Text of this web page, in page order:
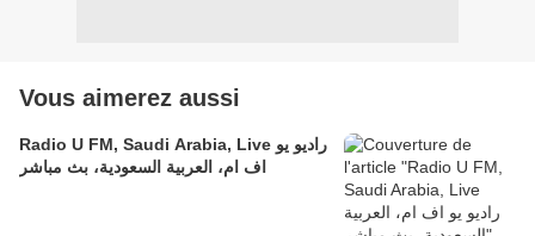
Vous aimerez aussi
Radio U FM, Saudi Arabia, Live راديو يو
اف ام، العربية السعودية، بث مباشر